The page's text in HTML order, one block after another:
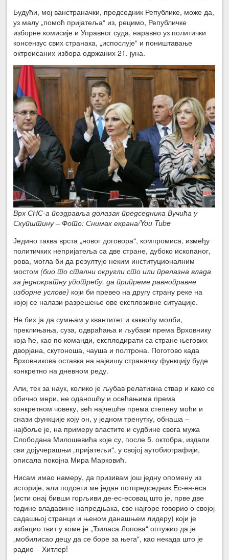
Будући, мој ванстраначки, председник Републике, може да,
уз малу „помоћ пријатеља“ из, рецимо, Републичке
изборне комисије и Управног суда, наравно уз политички
консензус свих странака, „испослује“ и поништавање
октроисаних избора одржаних 21. јуна.
Врх СНС-а поздравља долазак председника Вучића у
Скупштину – Фото: Снимак екрана/You Tube
Једино таква врста „новог договора“, компромиса, између
политичких непријатеља са две стране, дубоко ископаног,
рова, могла би да резултује неким институционалним
мостом (био то стални округли сто или прелазна влада
за једнократну употребу, да припреме равноправне
изборне услове) који би превео на другу страну реке на
којој се налази разрешење ове експлозивне ситуације.
Не бих ја да сумњам у квантитет и каквоћу молби,
преклињања, суза, одвраћања и љубави према Врховнику
која ће, као по команди, експлодирати са стране његових
дворјана, скутоноша, чауша и полтрона. Поготово када
Врховникова оставка на највишу страначку функцију буде
конкретно на дневном реду.
Али, тек за наук, колико је љубав релативна ствар и како се
обично мери, не оданошћу и осећањима према
конкретном човеку, већ најчешће према степену моћи и
снази функције коју он, у једном тренутку, обнаша –
најбоље је, на примеру властите и судбине свога мужа
Слободана Милошевића које су, после 5. октобра, издали
сви дојучерашњи „пријатељи“, у својој аутобиографији,
описала покојна Мира Марковић.
Нисам имао намеру, да призивам још једну опомену из
историје, али подсети ме један потпредседник Ес-ен-еса
(исти онај бивши горљиви де-ес-есовац што је, прве две
године владавине напредњака, све најгоре говорио о својој
садашњој странци и њеном данашњем лидеру) који је
избацио твит у коме је „Ђиласа Лопова“ оптужио да је
„мобилисао децу да се боре за њега“, као некада што је
радио – Хитлер!